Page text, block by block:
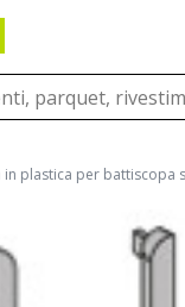
plastica per battiscopa